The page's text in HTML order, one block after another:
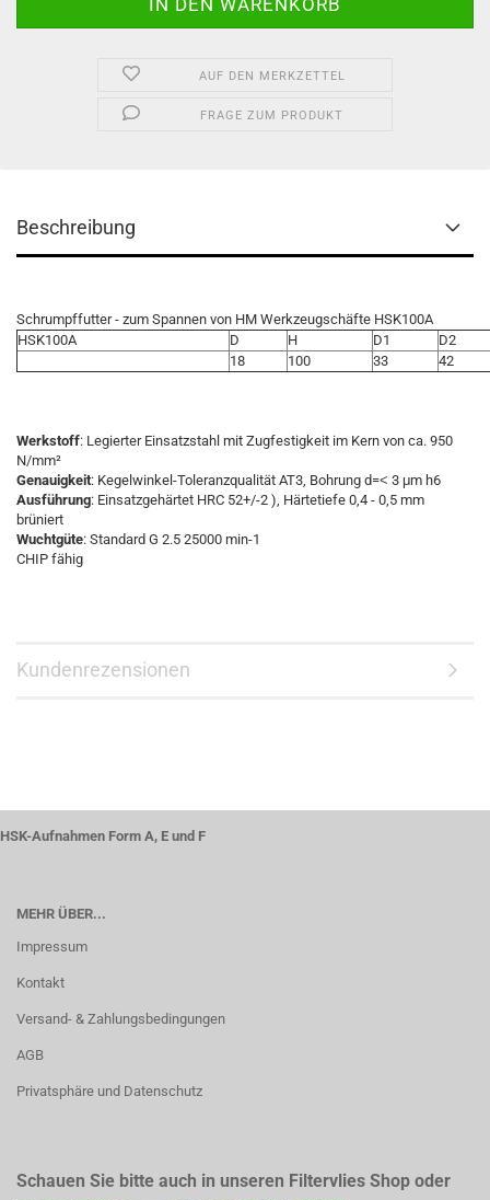
AUF DEN MERKZETTEL
FRAGE ZUM PRODUKT
Beschreibung
Schrumpffutter - zum Spannen von HM Werkzeugschäfte HSK100A
HSK100A
D H D1
D2
18
100 33 42
Werkstoff: Legierter Einsatzstahl mit Zugfestigkeit im Kern von ca. 950
N/mm²
Genauigkeit: Kegelwinkel-Toleranzqualität AT3, Bohrung d=˂ 3 μm h6
Ausführung: Einsatzgehärtet HRC 52+/-2 ), Härtetiefe 0,4 - 0,5 mm
brüniert
Wuchtgüte: Standard G 2.5 25000 min-1
CHIP fähig
Kundenrezensionen
HSK-Aufnahmen Form A, E und F
MEHR ÜBER...
Impressum
Kontakt
Versand- & Zahlungsbedingungen
AGB
Privatsphäre und Datenschutz
Schauen Sie bitte auch in unseren Filtervlies Shop oder